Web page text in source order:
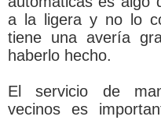
a la ligera y no lo
tiene una avería
haberlo hecho.
El servicio de
vecinos es